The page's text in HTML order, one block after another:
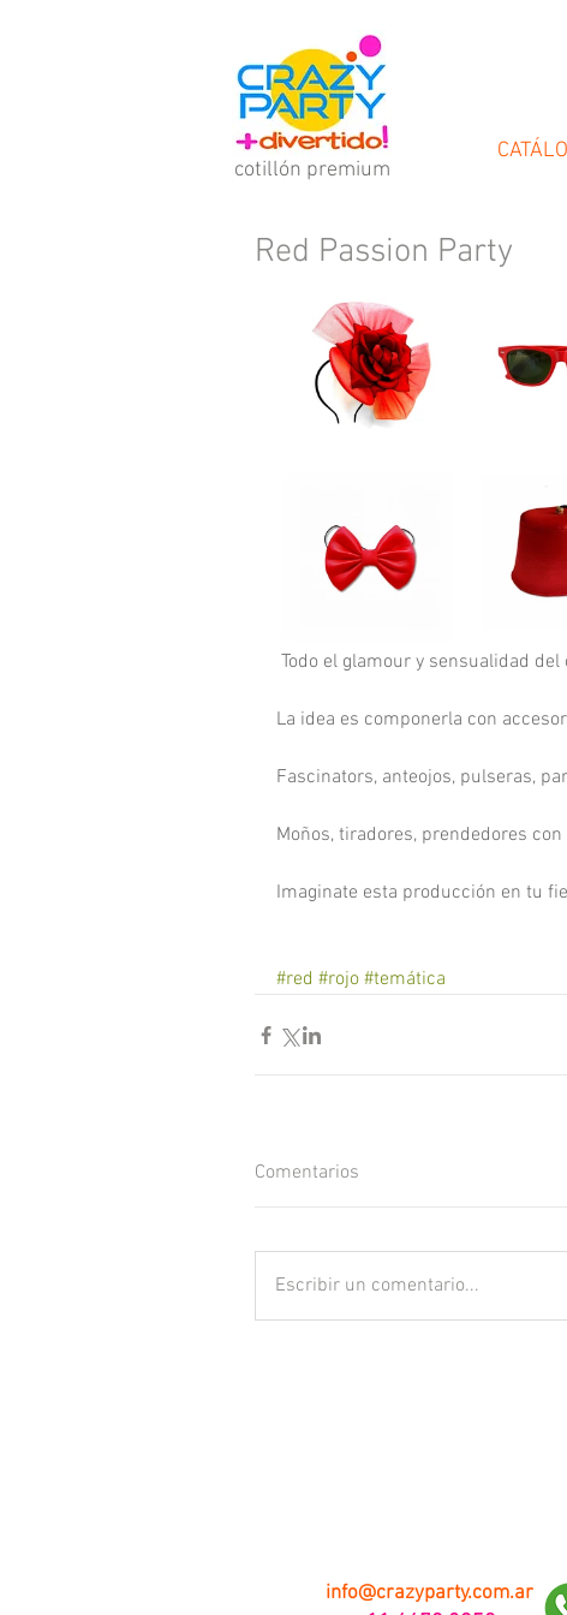
cotillón premium
Red Passion Party
Todo el glamour y sensualidad
La idea es componerla con
Fascinators, anteojos, pulseras,
Moños, tiradores, prendedores
Imaginate esta producción en tu
#red #rojo #temática
Comentarios
Escribir un comentario...
info@crazyparty.com.ar